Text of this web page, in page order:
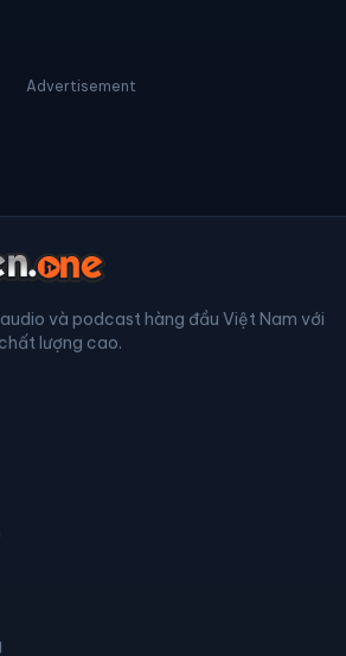
Advertisement
và podcast hàng đầu Việt Nam với
lượng cao.